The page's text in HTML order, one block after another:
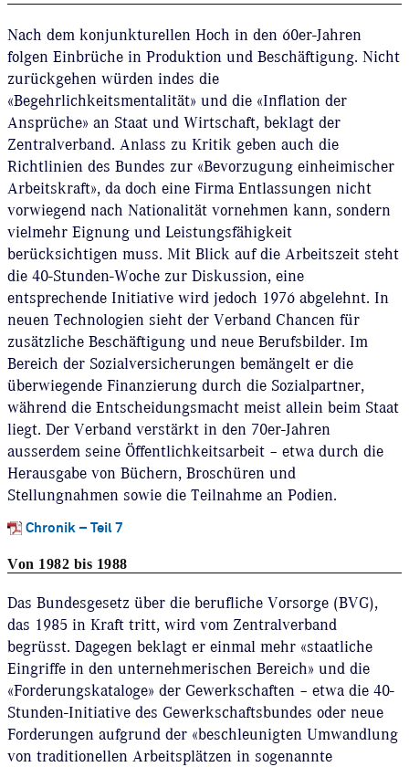
Nach dem konjunkturellen Hoch in den 60er-Jahren
folgen Einbrüche in Produktion und Beschäftigung. Nicht
zurückgehen würden indes die
«Begehrlichkeitsmentalität» und die «Inflation der
Ansprüche» an Staat und Wirtschaft, beklagt der
Zentralverband. Anlass zu Kritik geben auch die
Richtlinien des Bundes zur «Bevorzugung einheimischer
Arbeitskraft», da doch eine Firma Entlassungen nicht
vorwiegend nach Nationalität vornehmen kann, sondern
vielmehr Eignung und Leistungsfähigkeit
berücksichtigen muss. Mit Blick auf die Arbeitszeit steht
die 40-Stunden-Woche zur Diskussion, eine
entsprechende Initiative wird jedoch 1976 abgelehnt. In
neuen Technologien sieht der Verband Chancen für
zusätzliche Beschäftigung und neue Berufsbilder. Im
Bereich der Sozialversicherungen bemängelt er die
überwiegende Finanzierung durch die Sozialpartner,
während die Entscheidungsmacht meist allein beim Staat
liegt. Der Verband verstärkt in den 70er-Jahren
ausserdem seine Öffentlichkeitsarbeit – etwa durch die
Herausgabe von Büchern, Broschüren und
Stellungnahmen sowie die Teilnahme an Podien.
Chronik – Teil 7
Von 1982 bis 1988
Das Bundesgesetz über die berufliche Vorsorge (BVG),
das 1985 in Kraft tritt, wird vom Zentralverband
begrüsst. Dagegen beklagt er einmal mehr «staatliche
Eingriffe in den unternehmerischen Bereich» und die
«Forderungskataloge» der Gewerkschaften – etwa die 40-
Stunden-Initiative des Gewerkschaftsbundes oder neue
Forderungen aufgrund der «beschleunigten Umwandlung
von traditionellen Arbeitsplätzen in sogenannte